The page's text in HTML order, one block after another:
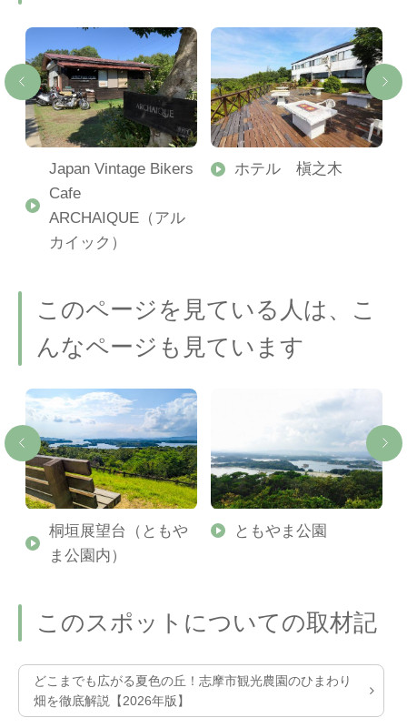
Japan Vintage Bikers
Cafe
ARCHAIQUE（アル
カイック）
ホテル 槇之木
このページを見ている人は、こ
んなページも見ています
桐垣展望台（ともや
ま公園内）
ともやま公園
このスポットについての取材記
どこまでも広がる夏色の丘！志摩市観光農園のひまわり
畑を徹底解説【2026年版】